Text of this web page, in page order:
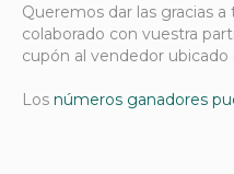
Queremos dar las gracias
colaborado con vuestra
cupón al vendedor ubicado
Los números ganadores